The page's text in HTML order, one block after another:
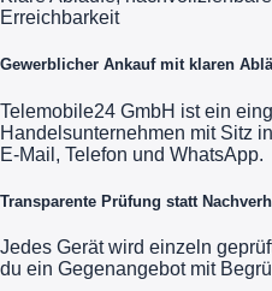
Erreichbarkeit
Gewerblicher Ankauf mit klaren
Telemobile24 GmbH ist ein
Handelsunternehmen mit Sitz
E-Mail, Telefon und WhatsApp.
Transparente Prüfung statt
Jedes Gerät wird einzeln
du ein Gegenangebot mit